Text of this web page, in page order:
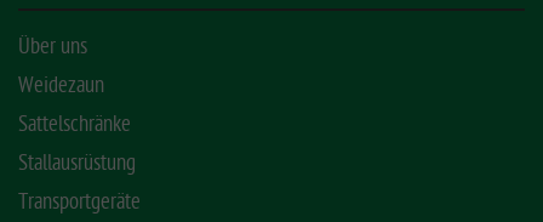
Über uns
Weidezaun
Sattelschränke
Stallausrüstung
Transportgeräte